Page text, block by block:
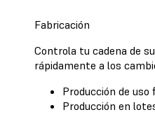
Fabricación
Controla tu cadena de
rápidamente a los
Producción de uso
Producción en